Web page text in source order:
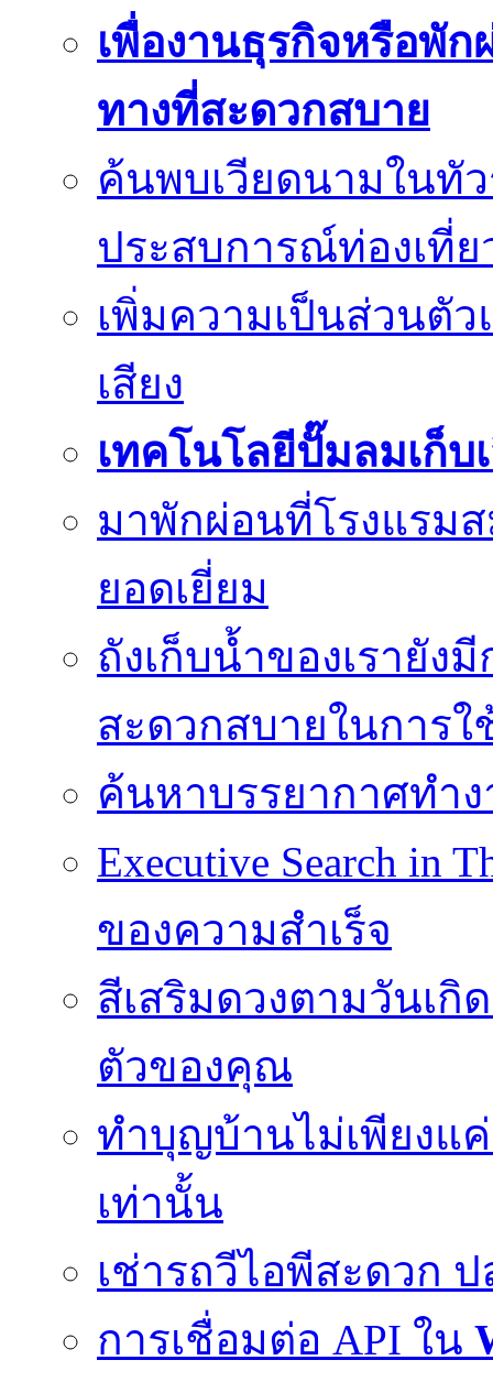
เพื่องานธุรกิจหรือพั
ทางที่สะดวกสบาย
ค้นพบเวียดนามในทั
ประสบการณ์ท่องเที่
เพิ่มความเป็นส่วนตั
เสียง
เทคโนโลยีปั๊มลมเก็บ
มาพักผ่อนที่โรงแรม
ยอดเยี่ยม
ถังเก็บน้ำของเรายัง
สะดวกสบายในการใ
ค้นหาบรรยากาศทำ
Executive Search in
ของความสำเร็จ
สีเสริมดวงตามวันเ
ตัวของคุณ
ทำบุญบ้านไม่เพียงแ
เท่านั้น
เช่ารถวีไอพีสะดวก
การเชื่อมต่อ API ใน